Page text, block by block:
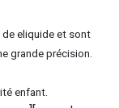
de eliquide et sont
grande précision.
enfant.